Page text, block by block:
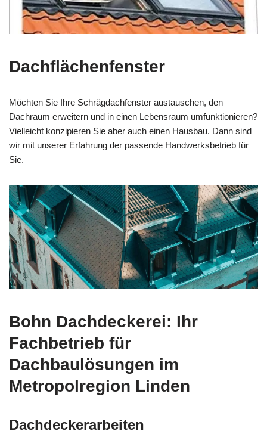
Dachflächenfenster
Möchten Sie Ihre Schrägdachfenster austauschen, den
Dachraum erweitern und in einen Lebensraum umfunktionieren?
Vielleicht konzipieren Sie aber auch einen Hausbau. Dann sind
wir mit unserer Erfahrung der passende Handwerksbetrieb für
Sie.
Bohn Dachdeckerei: Ihr
Fachbetrieb für
Dachbaulösungen im
Metropolregion Linden
Dachdeckerarbeiten